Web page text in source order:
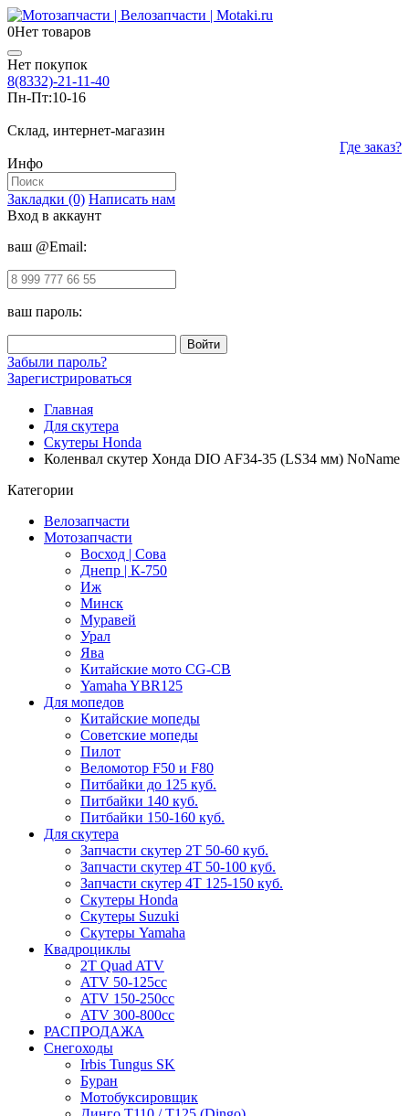
0Нет товаров
Нет покупок
8(8332)-21-11-40
Пн-Пт:10-16
Склад, интернет-магазин
Где заказ?
Инфо
Закладки (0) Написать нам
Вход в аккаунт
ваш @Email:
ваш пароль:
Забыли пароль?
Зарегистрироваться
Главная
Для скутера
Скутеры Honda
Коленвал скутер Хонда DIO AF34-35 (LS34 мм) NoName
Категории
Велозапчасти
Мотозапчасти
Восход | Сова
Днепр | К-750
Иж
Минск
Муравей
Урал
Ява
Китайские мото CG-CB
Yamaha YBR125
Для мопедов
Китайские мопеды
Советские мопеды
Пилот
Веломотор F50 и F80
Питбайки до 125 куб.
Питбайки 140 куб.
Питбайки 150-160 куб.
Для скутера
Запчасти скутер 2Т 50-60 куб.
Запчасти скутер 4Т 50-100 куб.
Запчасти скутер 4Т 125-150 куб.
Скутеры Honda
Скутеры Suzuki
Скутеры Yamaha
Квадроциклы
2T Quad ATV
ATV 50-125cc
ATV 150-250cc
ATV 300-800cc
РАСПРОДАЖА
Снегоходы
Irbis Tungus SK
Буран
Мотобуксировщик